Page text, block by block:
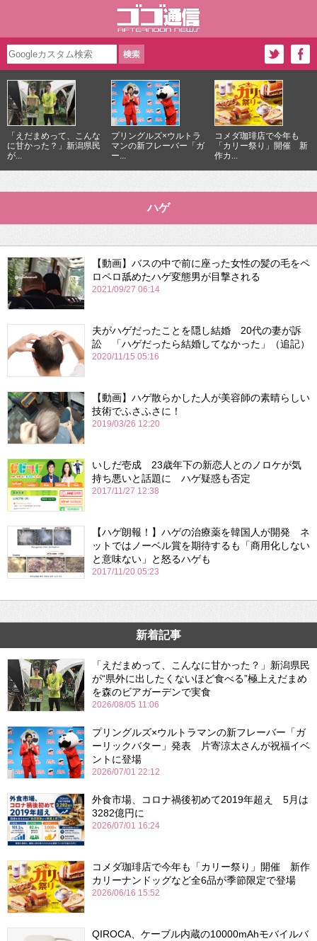
「えだまめって、こんな
に甘かった？」新潟県民
が...
プリングルズ×ウルトラ
マンの新フレーバー「ガ
ー...
コメダ珈琲店で今年も
「カリー祭り」開催 新
作カ...
ハゲ
【動画】バスの中で前に座った女性の髪の毛をペ
ロペロ舐めたハゲ変態男が目撃される
2021/09/27 06:14
夫がハゲだったことを隠し結婚 20代の妻が訴
訟 「ハゲだったら結婚してなかった」（追記）
2020/11/15 05:16
【動画】ハゲ散らかした人が美容師の素晴らしい
技術でふさふさに！
2019/03/26 12:20
いしだ壱成 23歳年下の新恋人とのノロケが気
持ち悪いと話題に ハゲ疑惑も否定
2017/11/27 12:38
【ハゲ朗報！】ハゲの治療薬を韓国人が開発 ネ
ットではノーベル賞を期待するも「商用化しない
と意味ない」と怒るハゲも
2017/11/20 05:23
新着記事
「えだまめって、こんなに甘かった？」新潟県民
が“県外に出したくないほど食べる”極上えだまめ
を森のビアガーデンで実食
2026/08/05 11:06
プリングルズ×ウルトラマンの新フレーバー「ガ
ーリックバター」発表 片寄涼太さんが祝福イベ
ントに登場
2026/07/01 22:12
外食市場、コロナ禍後初めて2019年超え 5月は
3282億円に
2026/07/01 16:24
コメダ珈琲店で今年も「カリー祭り」開催 新作
カリーナンドッグなど全6品が季節限定で登場
2026/06/16 15:52
QIROCA、ケーブル内蔵の10000mAhモバイルバ